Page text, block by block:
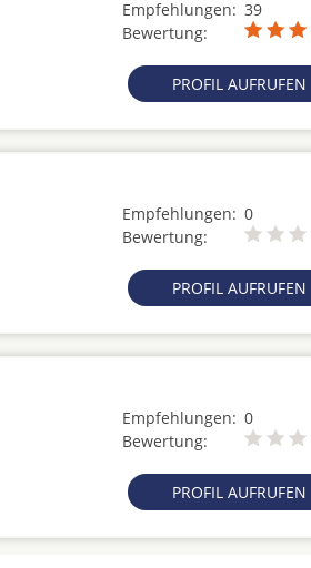
Empfehlungen: 39
Bewertung:
PROFIL AUFRUFEN
Empfehlungen: 0
Bewertung:
PROFIL AUFRUFEN
Empfehlungen: 0
Bewertung:
PROFIL AUFRUFEN